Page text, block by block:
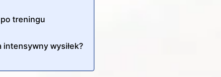
treningu
wysiłek?